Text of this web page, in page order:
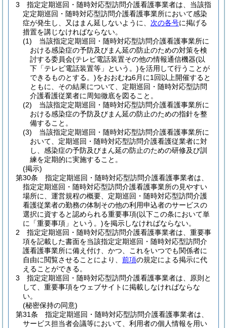
3
指定定期巡回・随時対応型訪問介護看護事業者は、当該指
定定期巡回・随時対応型訪問介護看護事業所において感染
症が発生し、又はまん延しないように、 次の各号に掲げる
措置を講じなければならない。
(1)
当該指定定期巡回・随時対応型訪問介護看護事業所に
おける感染症の予防及びまん延の防止のための対策を検
討する委員会(テレビ電話装置その他の情報通信機器(以
下「テレビ電話装置等」という。)を活用して行うことが
できるものとする。)をおおむね6月に1回以上開催すると
ともに、その結果について、定期巡回・随時対応型訪問
介護看護従業者に周知徹底を図ること。
(2)
当該指定定期巡回・随時対応型訪問介護看護事業所に
おける感染症の予防及びまん延の防止のための指針を整
備すること。
(3)
当該指定定期巡回・随時対応型訪問介護看護事業所に
おいて、定期巡回・随時対応型訪問介護看護従業者に対
し、感染症の予防及びまん延の防止のための研修及び訓
練を定期的に実施すること。
(掲示)
第30条
指定定期巡回・随時対応型訪問介護看護事業者は、
指定定期巡回・随時対応型訪問介護看護事業所の見やすい
場所に、運営規程の概要、定期巡回・随時対応型訪問介護
看護従業者の勤務の体制その他の利用申込者のサービスの
選択に資すると認められる重要事項(以下この条において単
に「重要事項」という。)を掲示しなければならない。
2
指定定期巡回・随時対応型訪問介護看護事業者は、重要事
項を記載した書面を当該指定定期巡回・随時対応型訪問介
護看護事業所に備え付け、かつ、これをいつでも関係者に
自由に閲覧させることにより、 前項の規定による掲示に代
えることができる。
3
指定定期巡回・随時対応型訪問介護看護事業者は、原則と
して、重要事項をウェブサイトに掲載しなければならな
い。
(秘密保持の同意)
第31条
指定定期巡回・随時対応型訪問介護看護事業者は、
サービス担当者会議等において、利用者の個人情報を用い